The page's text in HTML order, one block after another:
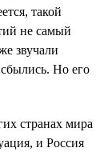
такой
не самый
звучали
Но его
странах мира
и Россия